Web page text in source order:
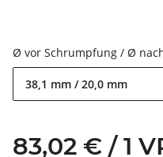
Ø vor Schrumpfung / Ø
38,1 mm / 20,0 mm
83,02 € / 1